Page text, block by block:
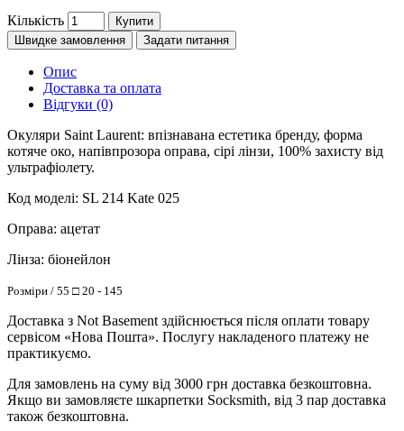
Кількість
Купити
Швидке замовлення
Задати питання
Опис
Доставка та оплата
Відгуки (0)
Окуляри Saint Laurent: впізнавана естетика бренду, форма
котяче око, напівпрозора оправа, сірі лінзи, 100% захисту від
ультрафіолету.
Код моделі: SL 214 Kate 025
Оправа: ацетат
Лінза: біонейлон
Розміри / 55 □ 20 - 145
Доставка з Not Basement здійснюється після оплати товару
сервісом «Нова Пошта». Послугу накладеного платежу не
практикуємо.
Для замовлень на суму від 3000 грн доставка безкоштовна.
Якщо ви замовляєте шкарпетки Socksmith, від 3 пар доставка
також безкоштовна.